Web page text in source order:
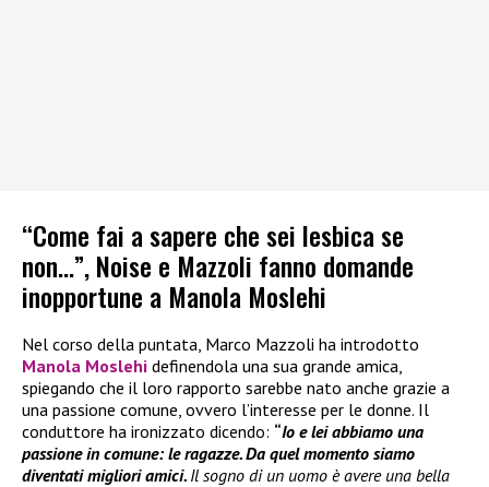
“Come fai a sapere che sei lesbica se
non…”, Noise e Mazzoli fanno domande
inopportune a Manola Moslehi
Nel corso della puntata, Marco Mazzoli ha introdotto
Manola Moslehi definendola una sua grande amica,
spiegando che il loro rapporto sarebbe nato anche grazie a
una passione comune, ovvero l’interesse per le donne. Il
conduttore ha ironizzato dicendo: “Io e lei abbiamo una
passione in comune: le ragazze. Da quel momento siamo
diventati migliori amici. Il sogno di un uomo è avere una bella